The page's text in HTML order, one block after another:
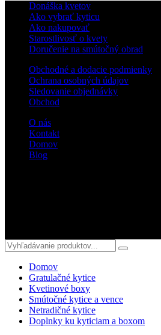
Donáška kvetov
Ako vybrať kyticu
Ako nakupovať
Starostlivosť o kvety
Doručenie na smútočný obrad
Obchodné a dodacie podmienky
Ochrana osobných údajov
Sledovanie objednávky
Obchod
O nás
Kontakt
Domov
Blog
Domov
Gratulačné kytice
Kvetinové boxy
Smútočné kytice a vence
Netradičné kytice
Doplnky ku kyticiam a boxom